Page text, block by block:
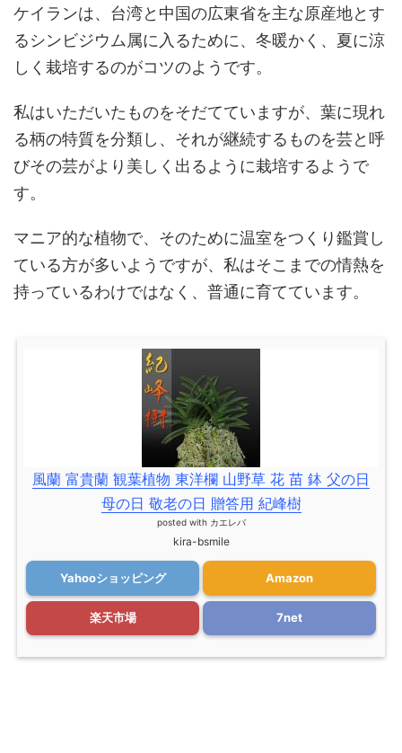
ケイランは、台湾と中国の広東省を主な原産地とす
るシンビジウム属に入るために、冬暖かく、夏に涼
しく栽培するのがコツのようです。
私はいただいたものをそだてていますが、葉に現れ
る柄の特質を分類し、それが継続するものを芸と呼
びその芸がより美しく出るように栽培するようで
す。
マニア的な植物で、そのために温室をつくり鑑賞し
ている方が多いようですが、私はそこまでの情熱を
持っているわけではなく、普通に育てています。
風蘭 富貴蘭 観葉植物 東洋欄 山野草 花 苗 鉢 父の日
母の日 敬老の日 贈答用 紀峰樹
posted with カエレバ
kira-bsmile
Yahooショッピング Amazon
楽天市場 7net